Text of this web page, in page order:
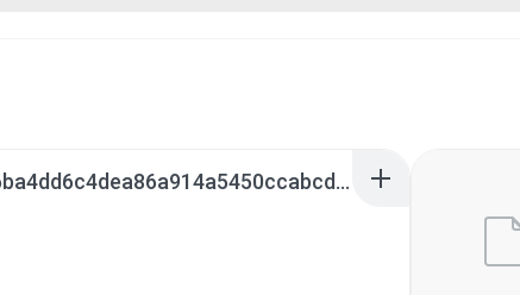
94926ba4dd6c4dea86a914a5450ccabcdd7b0a05764785d054d90abc66d27ccd.0